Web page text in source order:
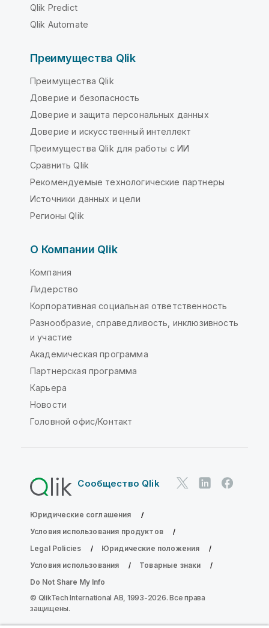
Qlik Predict
Qlik Automate
Преимущества Qlik
Преимущества Qlik
Доверие и безопасность
Доверие и защита персональных данных
Доверие и искусственный интеллект
Преимущества Qlik для работы с ИИ
Сравнить Qlik
Рекомендуемые технологические партнеры
Источники данных и цели
Регионы Qlik
О Компании Qlik
Компания
Лидерство
Корпоративная социальная ответственность
Разнообразие, справедливость, инклюзивность
и участие
Академическая программа
Партнерская программа
Карьера
Новости
Головной офис/Контакт
Сообщество Qlik
Юридические соглашения
Условия использования продуктов
Legal Policies
Юридические положения
Условия использования
Товарные знаки
Do Not Share My Info
© QlikTech International AB, 1993-2026. Все права
защищены.